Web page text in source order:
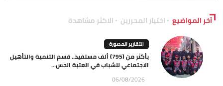
آخر المواضيع اختيار المحررين الاكثر مشاهدة
التقارير المصورة
بأكثر من (795) ألف مستفيد.. قسم التنمية والتأهيل
الاجتماعي للشباب في العتبة الحس...
06/08/2026